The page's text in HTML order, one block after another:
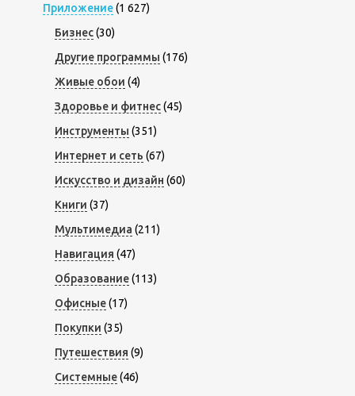
Приложение(1 627)
Бизнес(30)
Другие программы (176)
Живые обои (4)
Здоровье и фитнес(45)
Инструменты (351)
Интернет и сеть (67)
Искусство и дизайн (60)
Книги (37)
Мультимедиа (211)
Навигация (47)
Образование(113)
Офисные(17)
Покупки (35)
Путешествия (9)
Системные(46)